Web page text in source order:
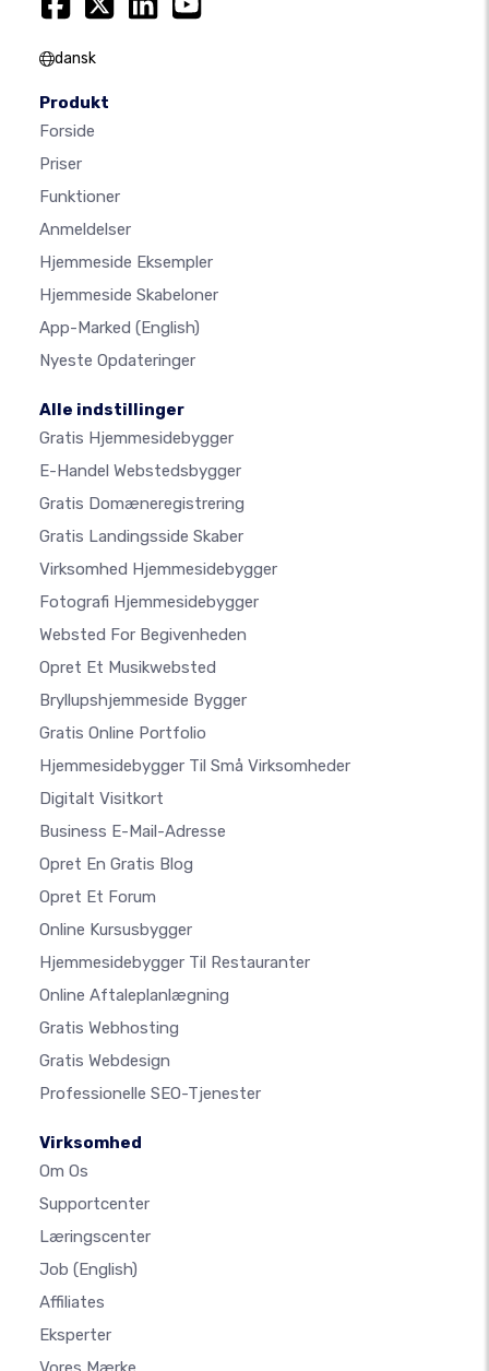
dansk
Produkt
Forside
Priser
Funktioner
Anmeldelser
Hjemmeside Eksempler
Hjemmeside Skabeloner
App-Marked (English)
Nyeste Opdateringer
Alle indstillinger
Gratis Hjemmesidebygger
E-Handel Webstedsbygger
Gratis Domæneregistrering
Gratis Landingsside Skaber
Virksomhed Hjemmesidebygger
Fotografi Hjemmesidebygger
Websted For Begivenheden
Opret Et Musikwebsted
Bryllupshjemmeside Bygger
Gratis Online Portfolio
Hjemmesidebygger Til Små Virksomheder
Digitalt Visitkort
Business E-Mail-Adresse
Opret En Gratis Blog
Opret Et Forum
Online Kursusbygger
Hjemmesidebygger Til Restauranter
Online Aftaleplanlægning
Gratis Webhosting
Gratis Webdesign
Professionelle SEO-Tjenester
Virksomhed
Om Os
Supportcenter
Læringscenter
Job (English)
Affiliates
Eksperter